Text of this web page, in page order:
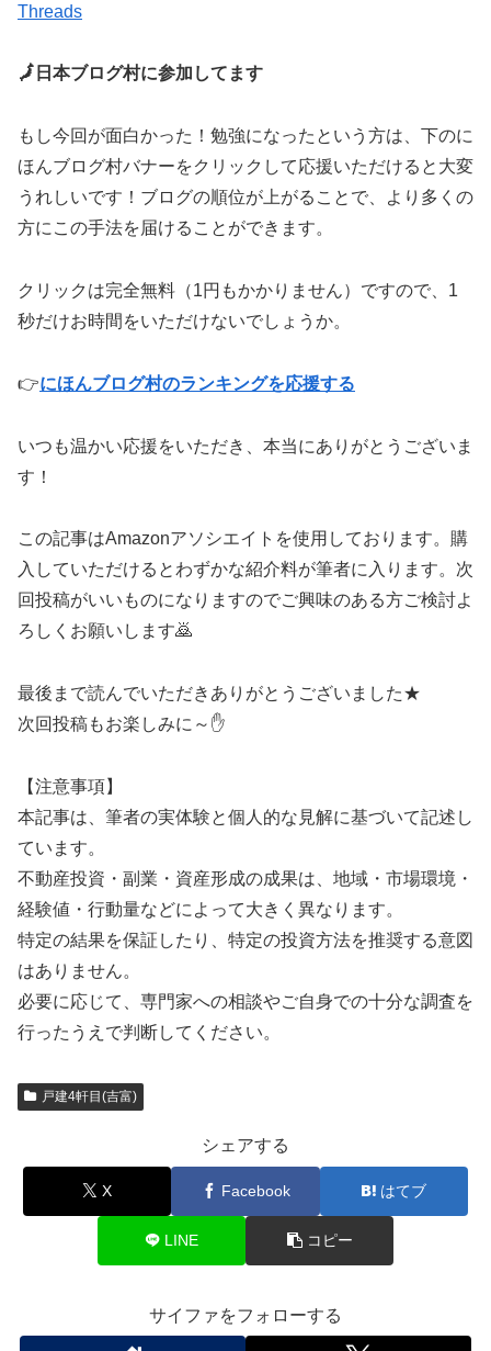
Threads
🗾日本ブログ村に参加してます
もし今回が面白かった！勉強になったという方は、下のに
ほんブログ村バナーをクリックして応援いただけると大変
うれしいです！ブログの順位が上がることで、より多くの
方にこの手法を届けることができます。
クリックは完全無料（1円もかかりません）ですので、1
秒だけお時間をいただけないでしょうか。
👉にほんブログ村のランキングを応援する
いつも温かい応援をいただき、本当にありがとうございま
す！
この記事はAmazonアソシエイトを使用しております。購
入していただけるとわずかな紹介料が筆者に入ります。次
回投稿がいいものになりますのでご興味のある方ご検討よ
ろしくお願いします🙇
最後まで読んでいただきありがとうございました★
次回投稿もお楽しみに～✋
【注意事項】
本記事は、筆者の実体験と個人的な見解に基づいて記述し
ています。
不動産投資・副業・資産形成の成果は、地域・市場環境・
経験値・行動量などによって大きく異なります。
特定の結果を保証したり、特定の投資方法を推奨する意図
はありません。
必要に応じて、専門家への相談やご自身での十分な調査を
行ったうえで判断してください。
戸建4軒目(吉富)
シェアする
X Facebook はてブ
LINE コピー
サイファをフォローする